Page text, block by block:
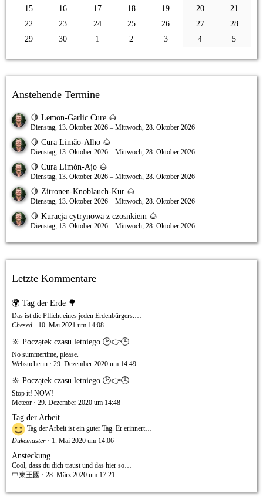
15
16 17 18 19 20
21
22
23 24 25 26 27
28
29
30 1 2 3 4 5
Anstehende Termine
🍋 Lemon-Garlic Cure 🌰
Dienstag, 13. Oktober 2026 – Mittwoch, 28. Oktober 2026
🍋 Cura Limão-Alho 🌰
Dienstag, 13. Oktober 2026 – Mittwoch, 28. Oktober 2026
🍋 Cura Limón-Ajo 🌰
Dienstag, 13. Oktober 2026 – Mittwoch, 28. Oktober 2026
🍋 Zitronen-Knoblauch-Kur 🌰
Dienstag, 13. Oktober 2026 – Mittwoch, 28. Oktober 2026
🍋 Kuracja cytrynowa z czosnkiem 🌰
Dienstag, 13. Oktober 2026 – Mittwoch, 28. Oktober 2026
Letzte Kommentare
🌍 Tag der Erde 🌳
Das ist die Pflicht eines jeden Erdenbürgers.…
Chesed
10. Mai 2021 um 14:08
🔆 Początek czasu letniego 🕑👉🕒
No summertime, please.
Websucherin
29. Dezember 2020 um 14:49
🔆 Początek czasu letniego 🕑👉🕒
Stop it! NOW!
Meteor
29. Dezember 2020 um 14:48
Tag der Arbeit
Tag der Arbeit ist ein guter Tag. Er erinnert…
Dukemaster
1. Mai 2020 um 14:06
Ansteckung
Cool, dass du dich traust und das hier so…
中東王國
28. März 2020 um 17:21